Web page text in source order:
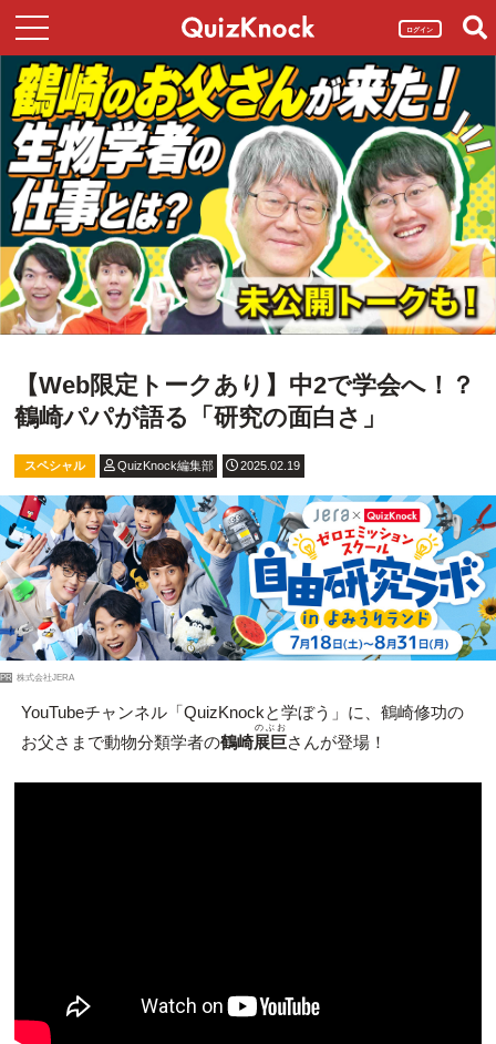
ログイン
【Web限定トークあり】中2で学会へ！？
鶴崎パパが語る「研究の面白さ」
スペシャル QuizKnock編集部 2025.02.19
PR 株式会社JERA
YouTubeチャンネル「QuizKnockと学ぼう」に、鶴崎修功の
お父さまで動物分類学者の鶴崎展巨
のぶお
さんが登場！